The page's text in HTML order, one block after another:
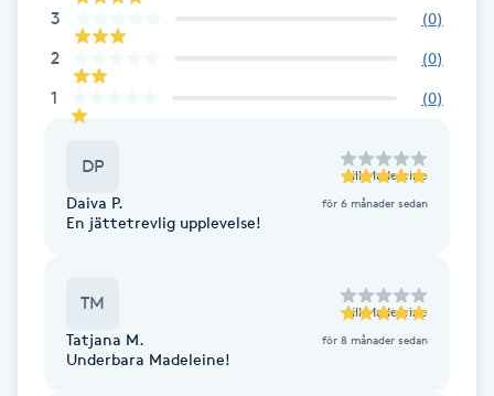
Fotmassage
Fotsvamp
Fotvård
Fransborttagning
3 (0)
2 (0)
1 (0)
DP till Madeleine
Daiva P. för 6 månader sedan
En jättetrevlig upplevelse!
TM till Madeleine
Tatjana M. för 8 månader sedan
Underbara Madeleine!